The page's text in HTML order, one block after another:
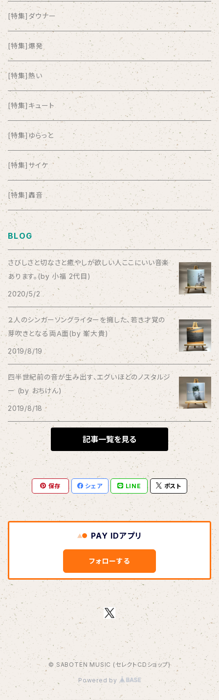
all about paradise
ALL ITEM 10 TIMES
Amia Calva
Amsterdamned
ANYO
And Summer Club
anticlockwise
Aysula
Bad Operation
Bagus!
BBBBBBB
The BEG
The Beths
THE BLACK SHANSONS
BLONDnewHALF
Blondy
BOAR HUNTER
bud&harbor
Bulbs Of Passion
B玉
Calme Adiction
CANDY
CHIKIMARCH
[特集]ダウナー
[特集]爆発
[特集]熱い
[特集]キュート
[特集]ゆらっと
[特集]サイケ
[特集]轟音
BLOG
さびしさと切なさと癒やしが欲しい人ここにいい音楽
あります。(by 小福 2代目)
2020/5/2
２人のシンガーソングライターを擁した、若き才覚の
芽吹きとなる両Ａ面(by 峯大貴)
2019/8/19
四半世紀前の音が生み出す、エグいほどのノスタルジ
ー (by おちけん)
2019/8/18
記事一覧を見る
保存 シェア LINE ポスト
PAY IDアプリ
フォローする
© SABOTEN MUSIC (セレクトCDショップ)
Powered by